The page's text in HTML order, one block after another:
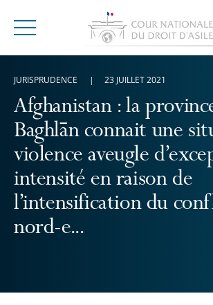
Menu
Afghanistan : la
Baghlān connait une
violence aveugle
intensité en raison de
l’intensification du
nord-e...
JURISPRUDENCE 23 JUILLET 2021